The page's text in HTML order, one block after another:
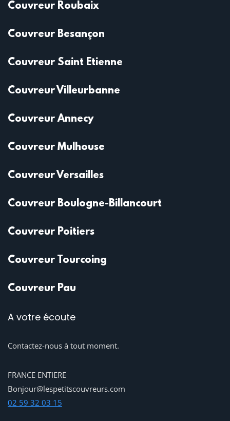
Couvreur Roubaix
Couvreur Besançon
Couvreur Saint Etienne
Couvreur Villeurbanne
Couvreur Annecy
Couvreur Mulhouse
Couvreur Versailles
Couvreur Boulogne-Billancourt
Couvreur Poitiers
Couvreur Tourcoing
Couvreur Pau
A votre écoute
Contactez-nous à tout moment.
FRANCE ENTIERE
Bonjour@lespetitscouvreurs.com
02 59 32 03 15